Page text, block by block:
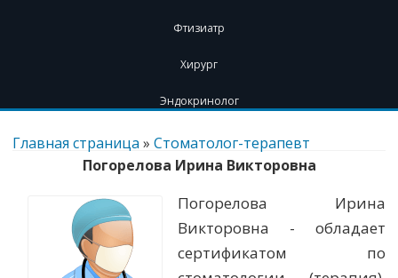
Фтизиатр
Хирург
Эндокринолог
Перейти
содержимому
Главная страница » Стоматолог-терапевт
Погорелова Ирина Викторовна
Погорелова Ирина
Викторовна - обладает
сертификатом по